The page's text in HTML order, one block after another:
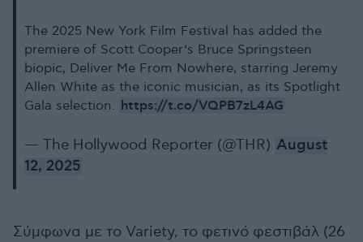
The 2025 New York Film Festival has added the
premiere of Scott Cooper‘s Bruce Springsteen
biopic, Deliver Me From Nowhere, starring Jeremy
Allen White as the iconic musician, as its Spotlight
Gala selection. https://t.co/VQPB7zL4AG
— The Hollywood Reporter (@THR) August
12, 2025
Σύμφωνα με το Variety, το φετινό φεστιβάλ (26